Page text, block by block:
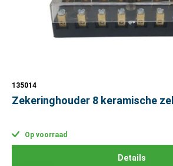
135014
Zekeringhouder 8 keramische
Op voorraad
Details